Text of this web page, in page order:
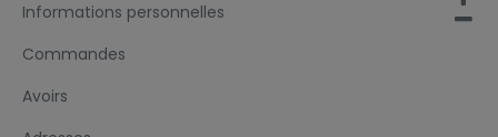
Informations personnelles
Commandes
Avoirs